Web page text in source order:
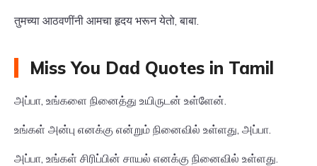
तुमच्या आठवणींनी आमचा हृदय भरून येतो, बाबा.
Miss You Dad Quotes in Tamil
அப்பா, உங்களை நினைத்து உயிருடன் உள்ளேன்.
உங்கள் அன்பு எனக்கு என்றும் நினைவில் உள்ளது, அப்பா.
அப்பா, உங்கள் சிரிப்பின் சாயல் எனக்கு நினைவில் உள்ளது.